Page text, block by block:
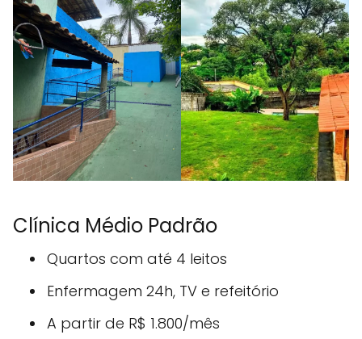
Clínica Médio Padrão
Quartos com até 4 leitos
Enfermagem 24h, TV e refeitório
A partir de R$ 1.800/mês